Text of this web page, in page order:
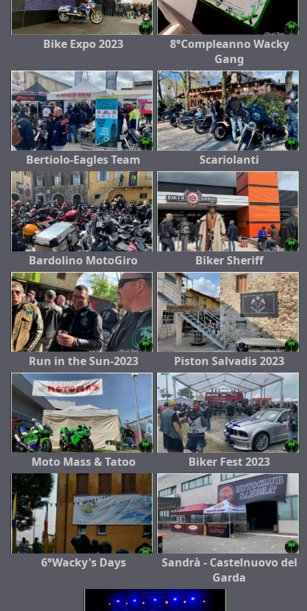
Bike Expo 2023
8°Compleanno Wacky
Gang
Bertiolo-Eagles Team Scariolanti
Bardolino MotoGiro Biker Sheriff
Run in the Sun-2023 Piston Salvadis 2023
Moto Mass & Tatoo Biker Fest 2023
6°Wacky's Days
Sandrà - Castelnuovo del
Garda